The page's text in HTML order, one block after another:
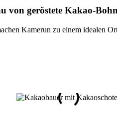
von geröstete Kakao-
Kamerun zu einem idealen